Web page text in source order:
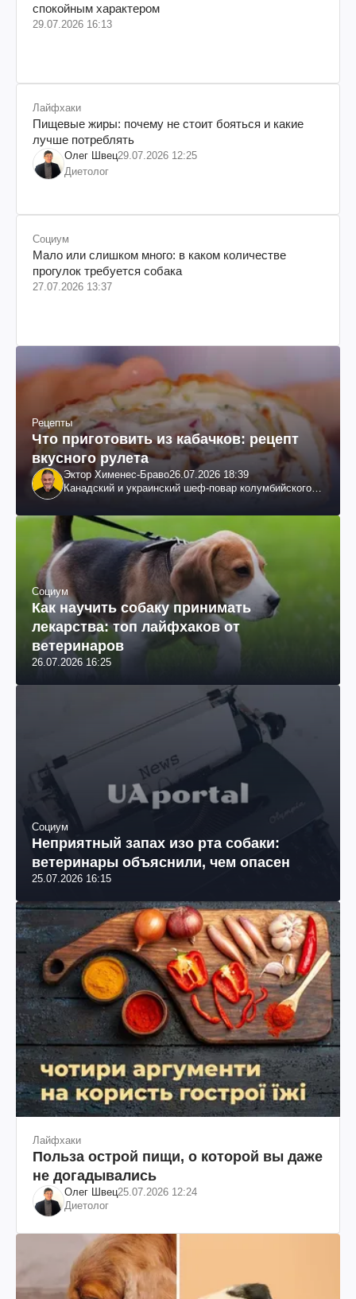
спокойным характером
29.07.2026 16:13
Лайфхаки
Пищевые жиры: почему не стоит бояться и какие
лучше потреблять
Олег Швец29.07.2026 12:25
Диетолог
Социум
Мало или слишком много: в каком количестве
прогулок требуется собака
27.07.2026 13:37
Рецепты
Что приготовить из кабачков: рецепт
вкусного рулета
Эктор Хименес-Браво26.07.2026 18:39
Канадский и украинский шеф-повар колумбийского
Социум
Как научить собаку принимать
лекарства: топ лайфхаков от
ветеринаров
26.07.2026 16:25
Социум
Неприятный запах изо рта собаки:
ветеринары объяснили, чем опасен
25.07.2026 16:15
Лайфхаки
Польза острой пищи, о которой вы даже
не догадывались
Олег Швец25.07.2026 12:24
Диетолог